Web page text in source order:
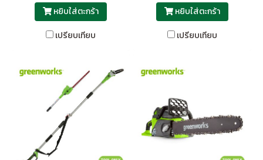
หยิบใส่ตะกร้า
เปรียบเทียบ
หยิบใส่ตะกร้า
เปรียบเทียบ